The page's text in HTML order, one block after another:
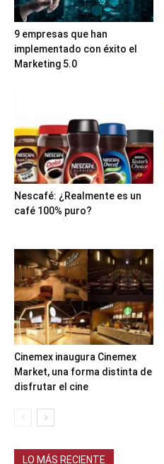
9 empresas que han
implementado con éxito el
Marketing 5.0
Nescafé: ¿Realmente es un
café 100% puro?
Cinemex inaugura Cinemex
Market, una forma distinta de
disfrutar el cine
LO MÁS RECIENTE